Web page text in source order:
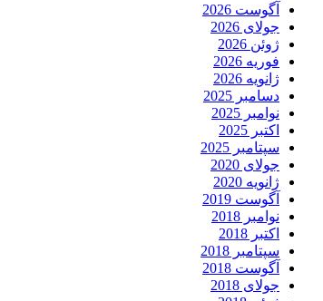
آگوست 2026
جولای 2026
ژوئن 2026
فوریه 2026
ژانویه 2026
دسامبر 2025
نوامبر 2025
اکتبر 2025
سپتامبر 2025
جولای 2020
ژانویه 2020
آگوست 2019
نوامبر 2018
اکتبر 2018
سپتامبر 2018
آگوست 2018
جولای 2018